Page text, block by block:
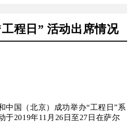
程日” 活动出席情况
中国（北京）成功举办“工程日”系
于2019年11月26日至27日在萨尔